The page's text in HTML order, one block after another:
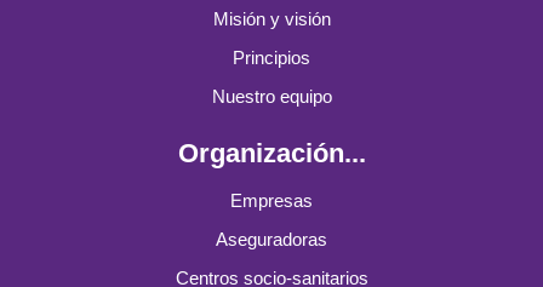
Misión y visión
Principios
Nuestro equipo
Organización...
Empresas
Aseguradoras
Centros socio-sanitarios